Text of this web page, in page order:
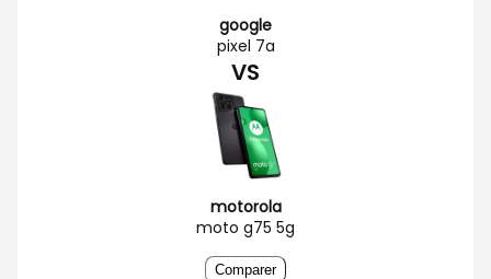
google
pixel 7a
VS
motorola
moto g75 5g
Comparer